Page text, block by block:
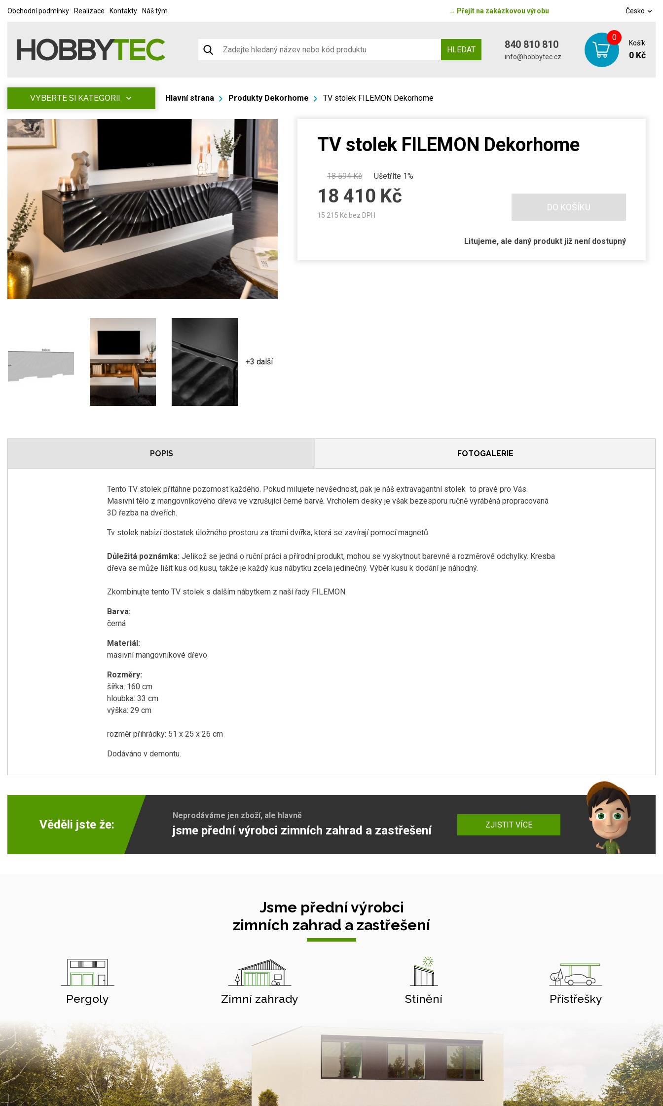
Obchodní podmínky Realizace Kontakty Náš tým → Přejít na zakázkovou výrobu Česko
HLEDAT 840 810 810
info@hobbytec.cz
0
Košík
0 Kč
VYBERTE SI KATEGORII Hlavní strana Produkty Dekorhome TV stolek FILEMON Dekorhome
+3 další
TV stolek FILEMON Dekorhome
18 594Kč Ušetříte 1%
18 410 Kč
15 215 Kč bez DPH
DO KOŠÍKU
Litujeme, ale daný produkt již není dostupný
POPIS FOTOGALERIE
Tento TV stolek přitáhne pozornost každého. Pokud milujete nevšednost, pak je náš extravagantní stolek to pravé pro Vás.
Masivní tělo z mangovníkového dřeva ve vzrušující černé barvě. Vrcholem desky je však bezesporu ručně vyráběná propracovaná
3D řezba na dveřích.
Tv stolek nabízí dostatek úložného prostoru za třemi dvířka, která se zavírají pomocí magnetů.
Důležitá poznámka: Jelikož se jedná o ruční práci a přírodní produkt, mohou se vyskytnout barevné a rozměrové odchylky. Kresba
dřeva se může lišit kus od kusu, takže je každý kus nábytku zcela jedinečný. Výběr kusu k dodání je náhodný.
Zkombinujte tento TV stolek s dalším nábytkem z naší řady FILEMON.
Barva:
černá
Materiál:
masivní mangovníkové dřevo
Rozměry:
šířka: 160 cm
hloubka: 33 cm
výška: 29 cm
rozměr přihrádky: 51 x 25 x 26 cm
Dodáváno v demontu.
Věděli jste že:
Neprodáváme jen zboží, ale hlavně
jsme přední výrobci zimních zahrad a zastřešení ZJISTIT VÍCE
Jsme přední výrobci
zimních zahrad a zastřešení
Pergoly Zimní zahrady Stínění Přístřešky